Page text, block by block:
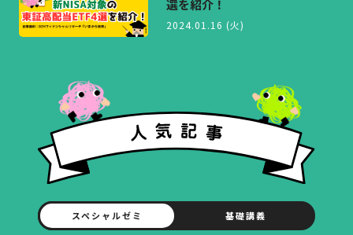
選を紹介！
2024.01.16 (火)
スペシャルゼミ 基礎講義